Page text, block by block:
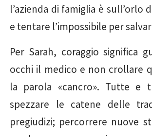
l’azienda di famiglia è sull’orlo
e tentare l’impossibile per
Per Sarah, coraggio significa
occhi il medico e non crollare
la parola «cancro». Tutte e
spezzare le catene delle
pregiudizi; percorrere nuove